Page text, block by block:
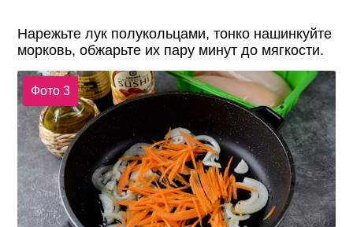
Нарежьте лук полукольцами, тонко нашинкуйте
морковь, обжарьте их пару минут до мягкости.
Фото 3